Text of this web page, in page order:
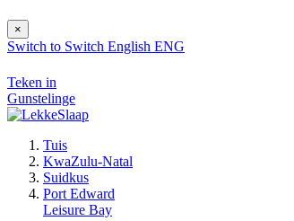
×
Switch to Switch English ENG
Teken in
Gunstelinge
Tuis
KwaZulu-Natal
Suidkus
Port Edward
Leisure Bay